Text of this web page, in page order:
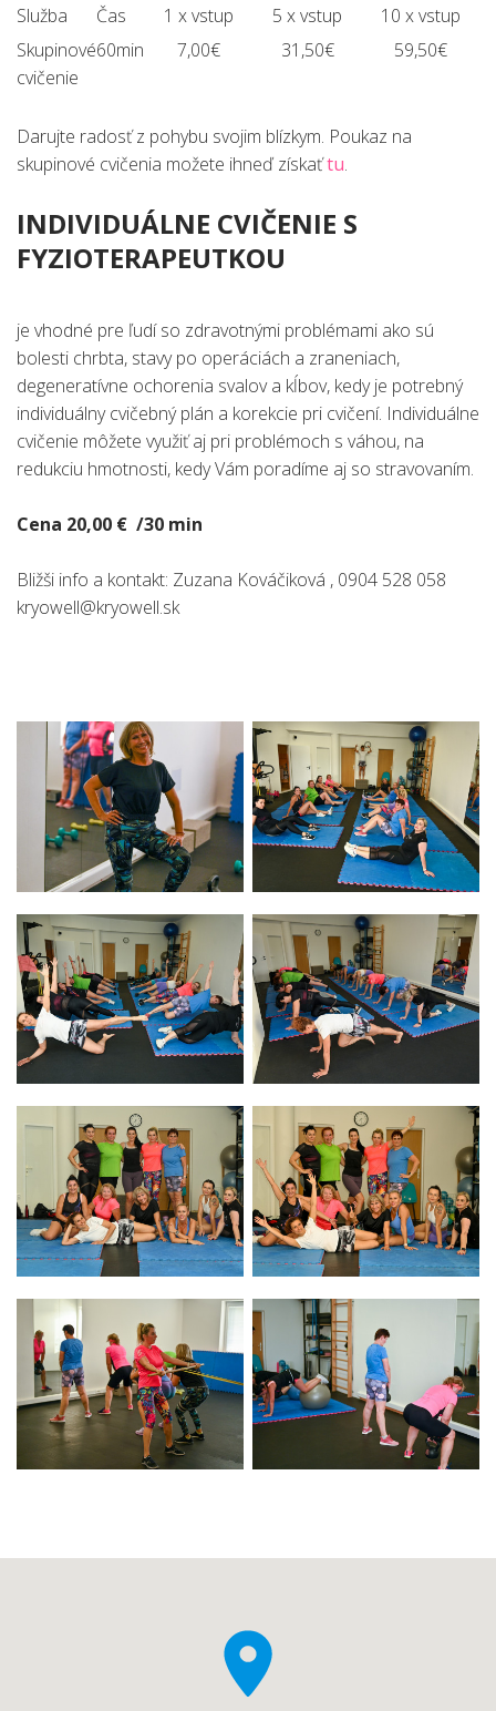
Služba Čas 1 x vstup 5 x vstup
10 x vstup
Skupinové
cvičenie
60min 7,00€ 31,50€ 59,50€
Darujte radosť z pohybu svojim blízkym. Poukaz na
skupinové cvičenia možete ihneď získaťtu.
INDIVIDUÁLNE CVIČENIE S
FYZIOTERAPEUTKOU
je vhodné pre ľudí so zdravotnými problémami ako sú
bolesti chrbta, stavy po operáciách a zraneniach,
degeneratívne ochorenia svalov a kĺbov, kedy je potrebný
individuálny cvičebný plán a korekcie pri cvičení. Individuálne
cvičenie môžete využiť aj pri problémoch s váhou, na
redukciu hmotnosti, kedy Vám poradíme aj so stravovaním.
Cena 20,00 € /30 min
Bližši info a kontakt: Zuzana Kováčiková , 0904 528 058
kryowell@kryowell.sk